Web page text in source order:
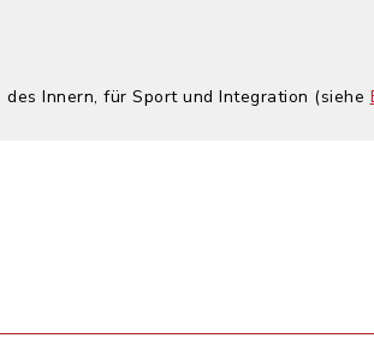
Innern, für Sport und Integration (siehe